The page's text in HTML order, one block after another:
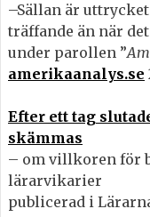
–Sällan är
träffande än när
under parollen ”
amerikaanalys.se
Efter ett tag
skämmas
– om villkoren för
lärarvikarier
publicerad i